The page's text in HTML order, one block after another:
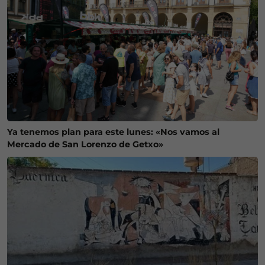
Ya tenemos plan para este lunes: «Nos vamos al
Mercado de San Lorenzo de Getxo»